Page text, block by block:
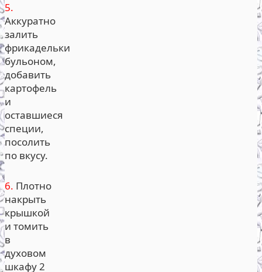
5.
Аккуратно
залить
фрикадельки
бульоном,
добавить
картофель
и
оставшиеся
специи,
посолить
по вкусу.
6. Плотно
накрыть
крышкой
и томить
в
духовом
шкафу 2